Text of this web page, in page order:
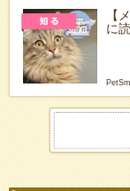
【
に